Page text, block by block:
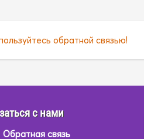
обратной связью!
с нами
Обратная связь